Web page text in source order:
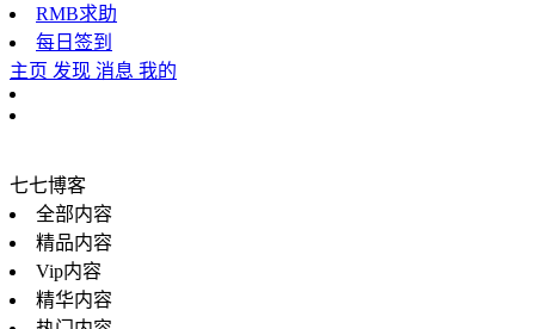
RMB求助
每日签到
主页 发现 消息 我的
七七博客
全部内容
精品内容
Vip内容
精华内容